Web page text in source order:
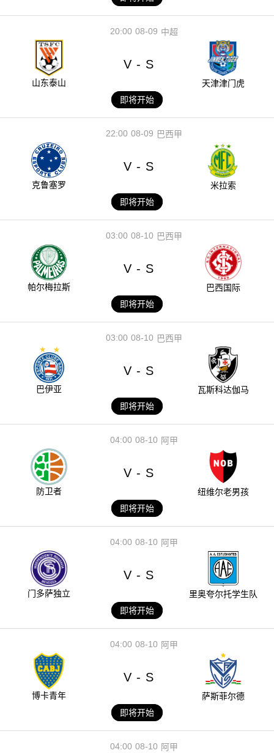
08-09
20:00 中超
山东泰山
V - S
天津津门虎
即将开始
08-09
22:00 巴西甲
克鲁塞罗
V - S
米拉索
即将开始
08-10
03:00 巴西甲
帕尔梅拉斯
V - S
巴西国际
即将开始
08-10
03:00 巴西甲
巴伊亚
V - S
瓦斯科达伽马
即将开始
08-10
04:00 阿甲
防卫者
V - S
纽维尔老男孩
即将开始
08-10
04:00 阿甲
门多萨独立
V - S
里奥夸尔托学生队
即将开始
08-10
04:00 阿甲
博卡青年
V - S
萨斯菲尔德
即将开始
08-10
04:00 阿甲